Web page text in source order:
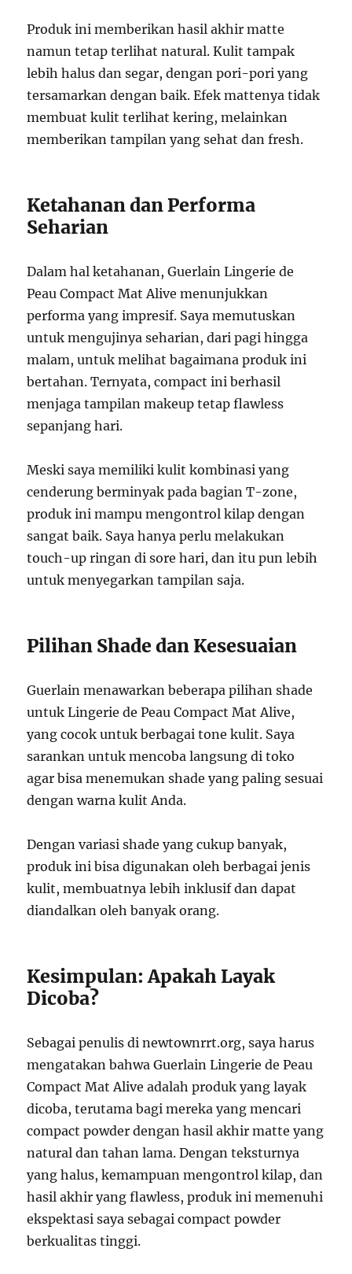
Produk ini memberikan hasil akhir matte
namun tetap terlihat natural. Kulit tampak
lebih halus dan segar, dengan pori-pori yang
tersamarkan dengan baik. Efek mattenya tidak
membuat kulit terlihat kering, melainkan
memberikan tampilan yang sehat dan fresh.
Ketahanan dan Performa
Seharian
Dalam hal ketahanan, Guerlain Lingerie de
Peau Compact Mat Alive menunjukkan
performa yang impresif. Saya memutuskan
untuk mengujinya seharian, dari pagi hingga
malam, untuk melihat bagaimana produk ini
bertahan. Ternyata, compact ini berhasil
menjaga tampilan makeup tetap flawless
sepanjang hari.
Meski saya memiliki kulit kombinasi yang
cenderung berminyak pada bagian T-zone,
produk ini mampu mengontrol kilap dengan
sangat baik. Saya hanya perlu melakukan
touch-up ringan di sore hari, dan itu pun lebih
untuk menyegarkan tampilan saja.
Pilihan Shade dan Kesesuaian
Guerlain menawarkan beberapa pilihan shade
untuk Lingerie de Peau Compact Mat Alive,
yang cocok untuk berbagai tone kulit. Saya
sarankan untuk mencoba langsung di toko
agar bisa menemukan shade yang paling sesuai
dengan warna kulit Anda.
Dengan variasi shade yang cukup banyak,
produk ini bisa digunakan oleh berbagai jenis
kulit, membuatnya lebih inklusif dan dapat
diandalkan oleh banyak orang.
Kesimpulan: Apakah Layak
Dicoba?
Sebagai penulis di newtownrrt.org, saya harus
mengatakan bahwa Guerlain Lingerie de Peau
Compact Mat Alive adalah produk yang layak
dicoba, terutama bagi mereka yang mencari
compact powder dengan hasil akhir matte yang
natural dan tahan lama. Dengan teksturnya
yang halus, kemampuan mengontrol kilap, dan
hasil akhir yang flawless, produk ini memenuhi
ekspektasi saya sebagai compact powder
berkualitas tinggi.